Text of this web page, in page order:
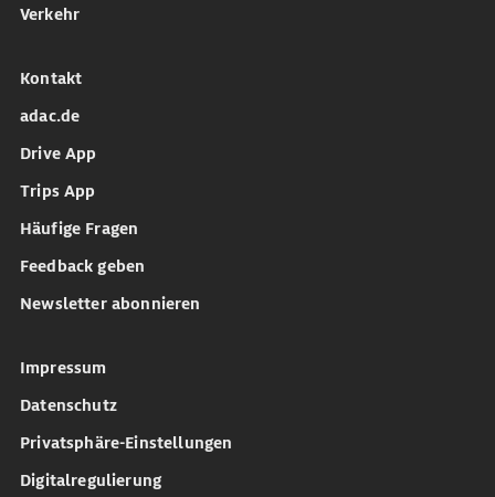
Verkehr
Kontakt
adac.de
Drive App
Trips App
Häufige Fragen
Feedback geben
Newsletter abonnieren
Impressum
Datenschutz
Privatsphäre-Einstellungen
Digitalregulierung